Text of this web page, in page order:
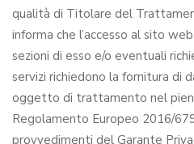
qualità di Titolare del
informa che l’accesso al sito
sezioni di esso e/o eventuali
servizi richiedono la fornitura di
oggetto di trattamento nel
Regolamento Europeo 2016/
provvedimenti del Garante